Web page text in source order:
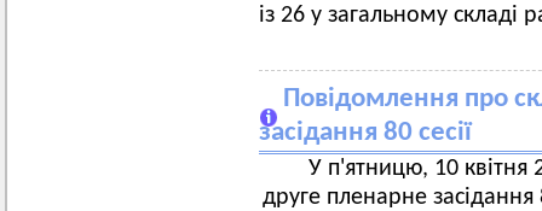
із 26 у загальному складі
Повідомлення про
засідання 80 сесії
У п'ятницю, 10 квітня
друге пленарне засідання